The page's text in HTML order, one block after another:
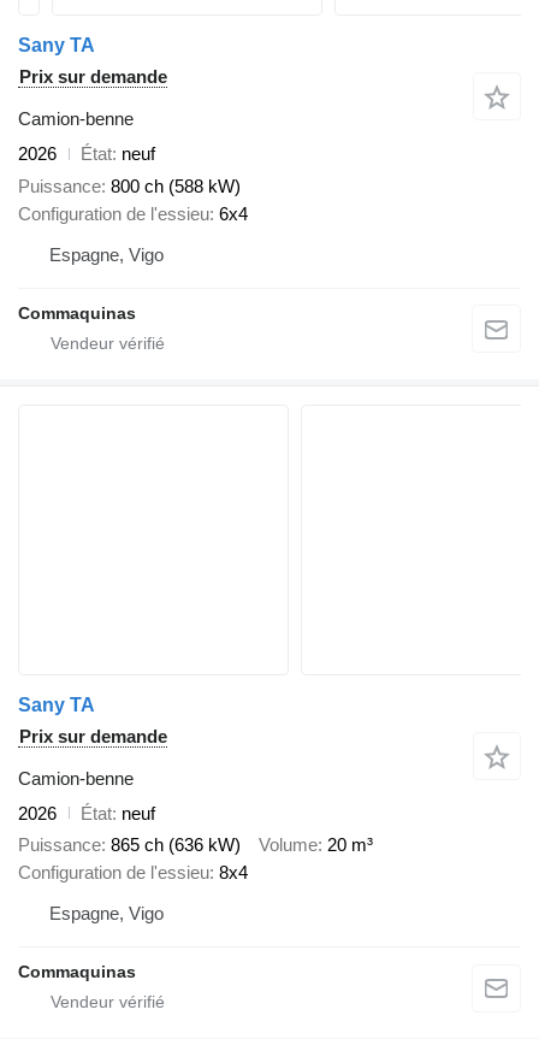
Sany TA
Prix sur demande
Camion-benne
2026
État neuf
Puissance 800 ch (588 kW)
Configuration de l'essieu 6x4
Espagne, Vigo
Commaquinas
Sany TA
Prix sur demande
Camion-benne
2026
État neuf
Puissance 865 ch (636 kW) Volume 20 m³
Configuration de l'essieu 8x4
Espagne, Vigo
Commaquinas